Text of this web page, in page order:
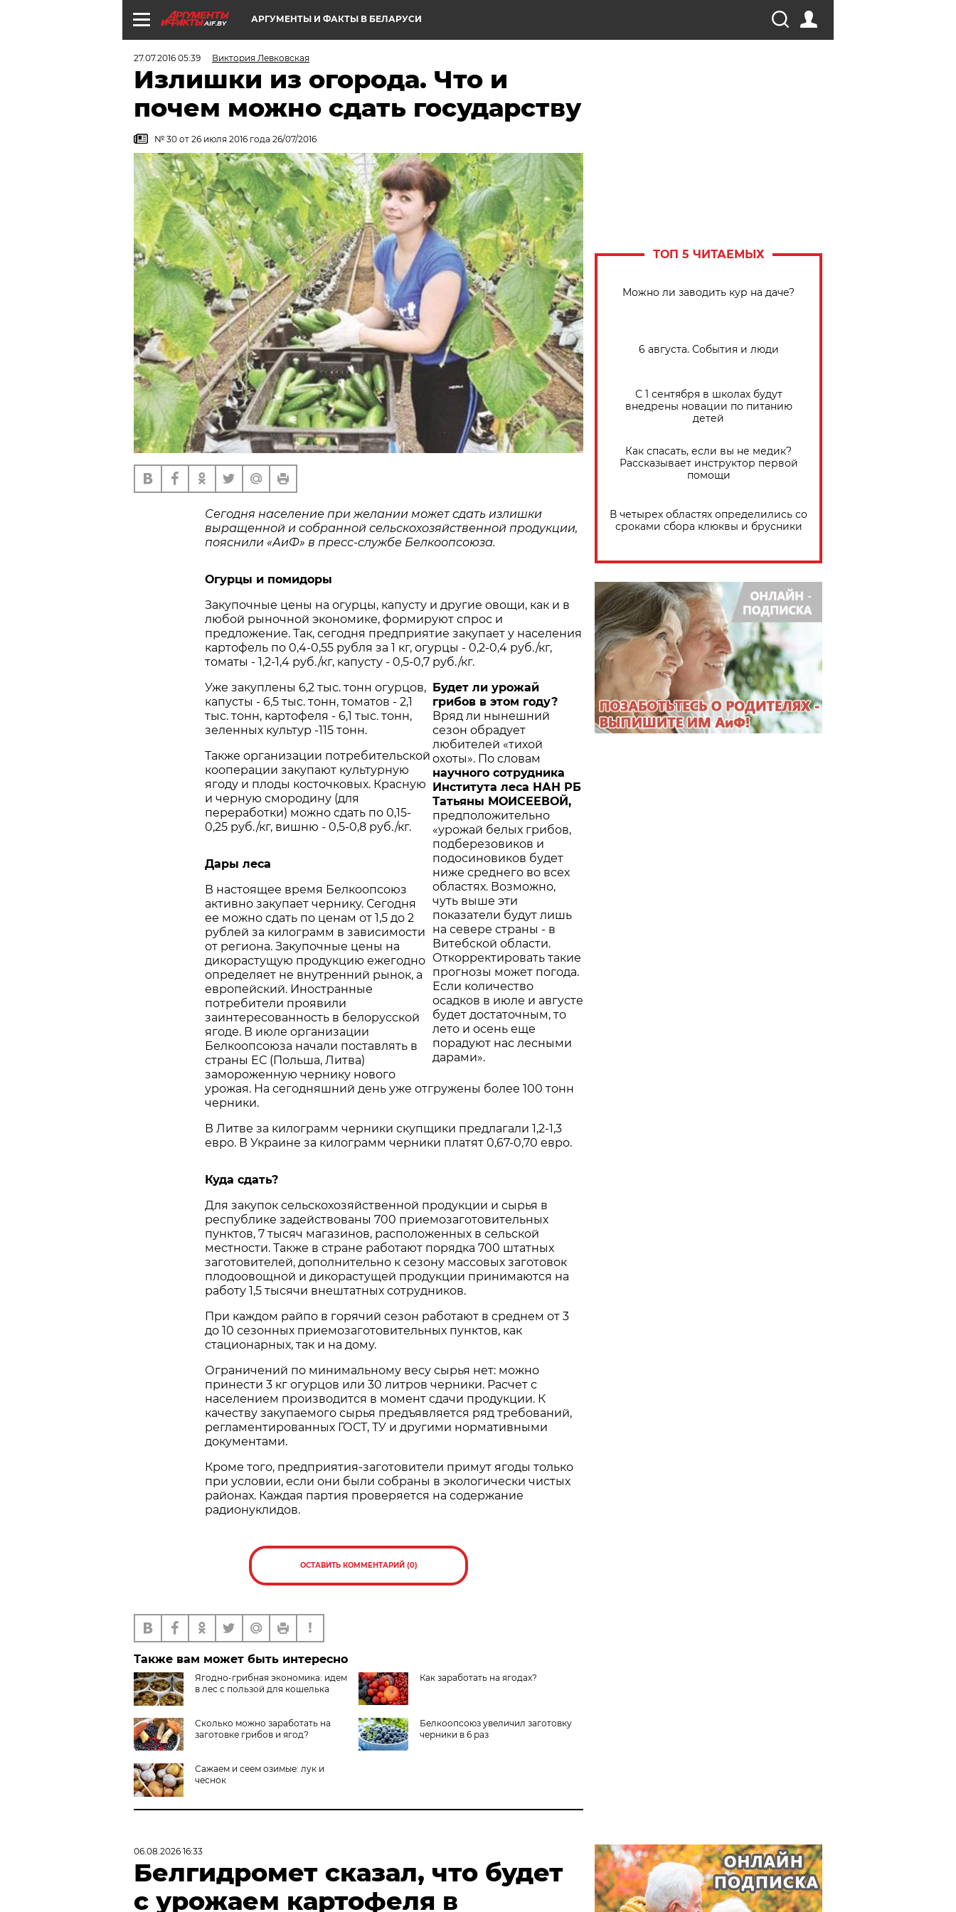
AIF.BY АРГУМЕНТЫ И ФАКТЫ В БЕЛАРУСИ
27.07.2016 05:39 Виктория Левковская
Излишки из огорода. Что и
почем можно сдать государству
№ 30 от 26 июля 2016 года 26/07/2016
Сегодня население при желании может сдать излишки
выращенной и собранной сельскохозяйственной продукции,
пояснили «АиФ» в пресс-службе Белкоопсоюза.
Огурцы и помидоры
Закупочные цены на огурцы, капусту и другие овощи, как и в
любой рыночной экономике, формируют спрос и
предложение. Так, сегодня предприятие закупает у населения
картофель по 0,4-0,55 рубля за 1 кг, огурцы - 0,2-0,4 руб./кг,
томаты - 1,2-1,4 руб./кг, капусту - 0,5-0,7 руб./кг.
Будет ли урожай
грибов в этом году?
Вряд ли нынешний
сезон обрадует
любителей «тихой
охоты». По словам
научного сотрудника
Института леса НАН РБ
Татьяны МОИСЕЕВОЙ,
предположительно
«урожай белых грибов,
подберезовиков и
подосиновиков будет
ниже среднего во всех
областях. Возможно,
чуть выше эти
показатели будут лишь
на севере страны - в
Витебской области.
Откорректировать такие
прогнозы может погода.
Если количество
осадков в июле и августе
будет достаточным, то
лето и осень еще
порадуют нас лесными
дарами».
Уже закуплены 6,2 тыс. тонн огурцов,
капусты - 6,5 тыс. тонн, томатов - 2,1
тыс. тонн, картофеля - 6,1 тыс. тонн,
зеленных культур -115 тонн.
Также организации потребительской
кооперации закупают культурную
ягоду и плоды косточковых. Красную
и черную смородину (для
переработки) можно сдать по 0,15-
0,25 руб./кг, вишню - 0,5-0,8 руб./кг.
Дары леса
В настоящее время Белкоопсоюз
активно закупает чернику. Сегодня
ее можно сдать по ценам от 1,5 до 2
рублей за килограмм в зависимости
от региона. Закупочные цены на
дикорастущую продукцию ежегодно
определяет не внутренний рынок, а
европейский. Иностранные
потребители проявили
заинтересованность в белорусской
ягоде. В июле организации
Белкоопсоюза начали поставлять в
страны ЕС (Польша, Литва)
замороженную чернику нового
урожая. На сегодняшний день уже отгружены более 100 тонн
черники.
В Литве за килограмм черники скупщики предлагали 1,2-1,3
евро. В Украине за килограмм черники платят 0,67-0,70 евро.
Куда сдать?
Для закупок сельскохозяйственной продукции и сырья в
республике задействованы 700 приемозаготовительных
пунктов, 7 тысяч магазинов, расположенных в сельской
местности. Также в стране работают порядка 700 штатных
заготовителей, дополнительно к сезону массовых заготовок
плодоовощной и дикорастущей продукции принимаются на
работу 1,5 тысячи внештатных сотрудников.
При каждом райпо в горячий сезон работают в среднем от 3
до 10 сезонных приемозаготовительных пунктов, как
стационарных, так и на дому.
Ограничений по минимальному весу сырья нет: можно
принести 3 кг огурцов или 30 литров черники. Расчет с
населением производится в момент сдачи продукции. К
качеству закупаемого сырья предъявляется ряд требований,
регламентированных ГОСТ, ТУ и другими нормативными
документами.
Кроме того, предприятия-заготовители примут ягоды только
при условии, если они были собраны в экологически чистых
районах. Каждая партия проверяется на содержание
радионуклидов.
ОСТАВИТЬ КОММЕНТАРИЙ (0)
Также вам может быть интересно
Ягодно-грибная экономика: идем
в лес с пользой для кошелька
Как заработать на ягодах?
Сколько можно заработать на
заготовке грибов и ягод?
Белкоопсоюз увеличил заготовку
черники в 6 раз
Сажаем и сеем озимые: лук и
чеснок
ТОП 5 ЧИТАЕМЫХ
Можно ли заводить кур на даче?
6 августа. События и люди
С 1 сентября в школах будут
внедрены новации по питанию
детей
Как спасать, если вы не медик?
Рассказывает инструктор первой
помощи
В четырех областях определились со
сроками сбора клюквы и брусники
06.08.2026 16:33
Белгидромет сказал, что будет
с урожаем картофеля в